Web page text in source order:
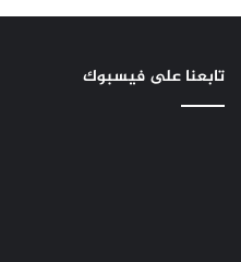
تابعنا على فيسبوك